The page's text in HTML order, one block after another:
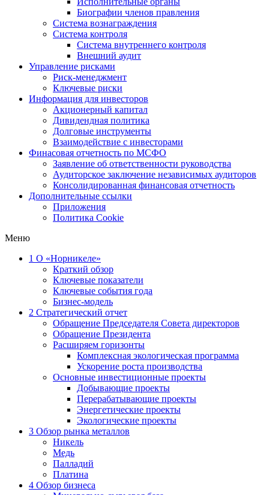
Биографии членов правления
Система вознаграждения
Система контроля
Система внутреннего контроля
Внешний аудит
Управление рисками
Риск-менеджмент
Ключевые риски
Информация для инвесторов
Акционерный капитал
Дивидендная политика
Долговые инструменты
Взаимодействие с инвеcторами
Финасовая отчетность по МСФО
Заявление об ответственности руководства
Аудиторское заключение независимых аудиторов
Консолидированная финансовая отчетность
Дополнительные ссылки
Приложения
Политика Cookie
Меню
1 О «Норникеле»
Краткий обзор
Ключевые показатели
Ключевые события года
Бизнес-модель
2 Стратегический отчет
Обращение Председателя Совета директоров
Обращение Президента
Расширяем горизонты
Комплексная экологическая программа
Ускорение роста производства
Основные инвестиционные проекты
Добывающие проекты
Перерабатывающие проекты
Энергетические проекты
Экологические проекты
3 Обзор рынка металлов
Никель
Медь
Палладий
Платина
4 Обзор бизнеса